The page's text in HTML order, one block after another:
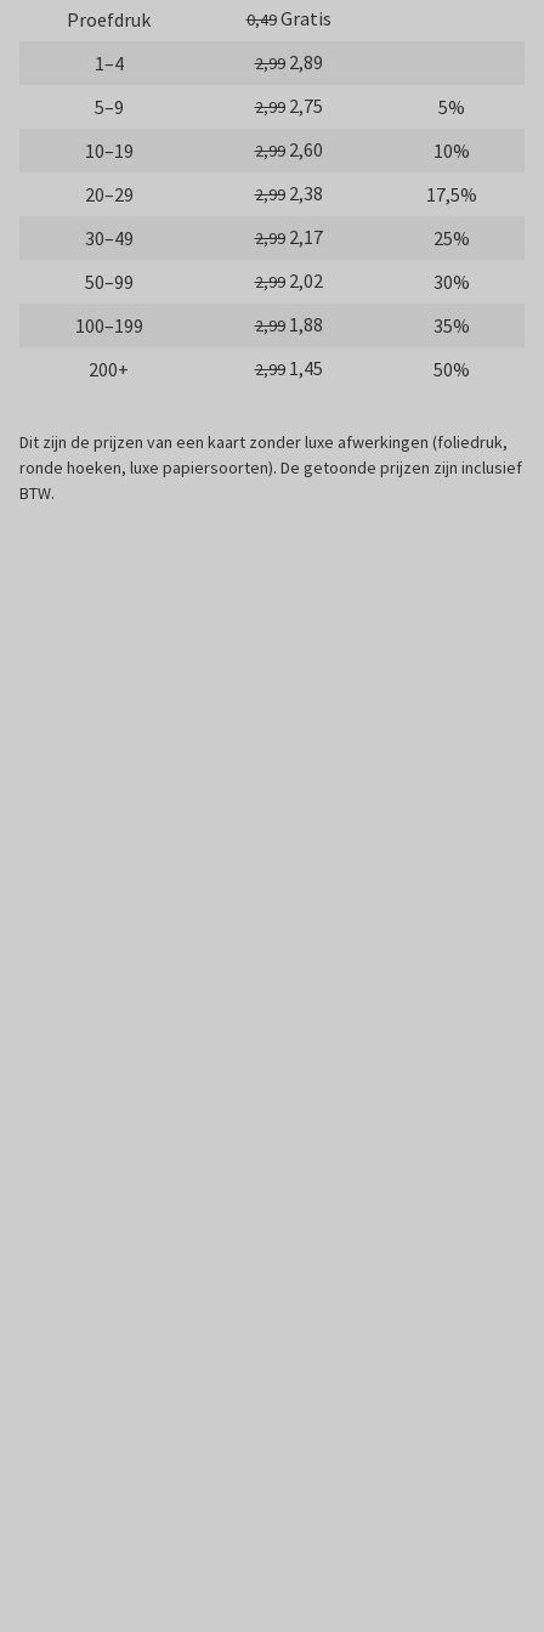
Proefdruk 0,49Gratis
1–4
2,99 2,89
5–9
2,99 2,75
5%
10–19
2,99 2,60
10%
20–29
2,99 2,38
17,5%
30–49
2,99 2,17
25%
50–99
2,99 2,02
30%
100–199
2,99 1,88
35%
200+
2,99 1,45 50%
Dit zijn de prijzen van een kaart zonder luxe afwerkingen (foliedruk,
ronde hoeken, luxe papiersoorten). De getoonde prijzen zijn inclusief
BTW.